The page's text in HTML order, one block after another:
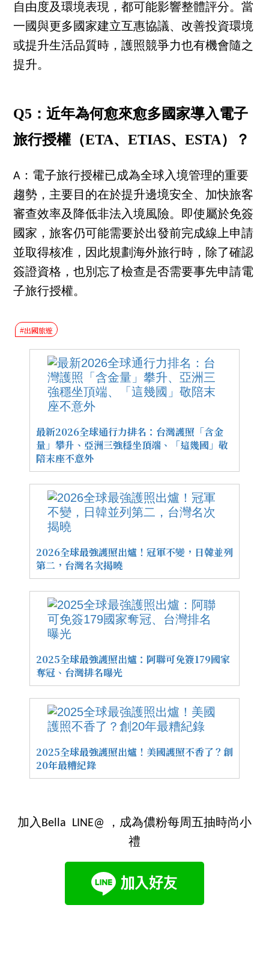
自由度及環境表現，都可能影響整體評分。當
一國與更多國家建立互惠協議、改善投資環境
或提升生活品質時，護照競爭力也有機會隨之
提升。
Q5：近年為何愈來愈多國家導入電子
旅行授權（ETA、ETIAS、ESTA）？
A：電子旅行授權已成為全球入境管理的重要
趨勢，主要目的在於提升邊境安全、加快旅客
審查效率及降低非法入境風險。即使屬於免簽
國家，旅客仍可能需要於出發前完成線上申請
並取得核准，因此規劃海外旅行時，除了確認
簽證資格，也別忘了檢查是否需要事先申請電
子旅行授權。
#出國旅遊
最新2026全球通行力排名：台灣護照「含金
量」攀升、亞洲三強穩坐頂端、「這幾國」敬
陪末座不意外
2026全球最強護照出爐！冠軍不變，日韓並列
第二，台灣名次揭曉
2025全球最強護照出爐：阿聯可免簽179國家
奪冠、台灣排名曝光
2025全球最強護照出爐！美國護照不香了？創
20年最糟紀錄
加入Bella LINE@ ，成為儂粉每周五抽時尚小
禮